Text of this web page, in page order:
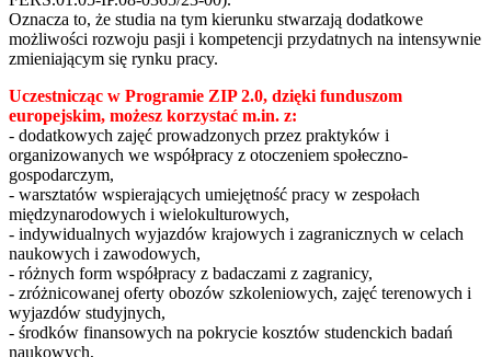
Oznacza to, że studia na tym kierunku stwarzają dodatkowe
możliwości rozwoju pasji i kompetencji przydatnych na intensywnie
zmieniającym się rynku pracy.
Uczestnicząc w Programie ZIP 2.0, dzięki funduszom
europejskim, możesz korzystać m.in. z:
- dodatkowych zajęć prowadzonych przez praktyków i
organizowanych we współpracy z otoczeniem społeczno-
gospodarczym,
- warsztatów wspierających umiejętność pracy w zespołach
międzynarodowych i wielokulturowych,
- indywidualnych wyjazdów krajowych i zagranicznych w celach
naukowych i zawodowych,
- różnych form współpracy z badaczami z zagranicy,
- zróżnicowanej oferty obozów szkoleniowych, zajęć terenowych i
wyjazdów studyjnych,
- środków finansowych na pokrycie kosztów studenckich badań
naukowych,